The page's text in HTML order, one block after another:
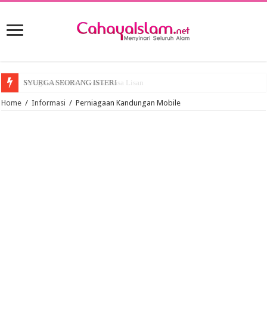
Menghuni Neraka Kerana Dosa Lisan
SYURGA SEORANG ISTERI
Home / Informasi / Perniagaan Kandungan Mobile